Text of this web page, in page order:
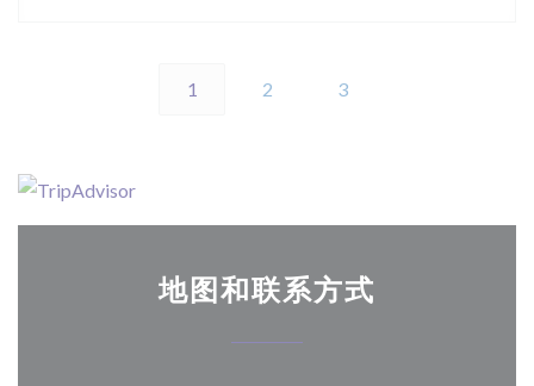
1 2 3
地图和联系方式